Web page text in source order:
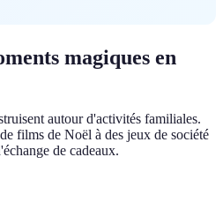
magiques en
autour d'activités familiales.
films de Noël à des jeux de société
de cadeaux.